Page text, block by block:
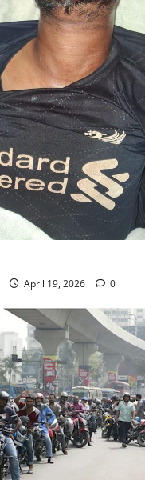
April 19, 2026 0